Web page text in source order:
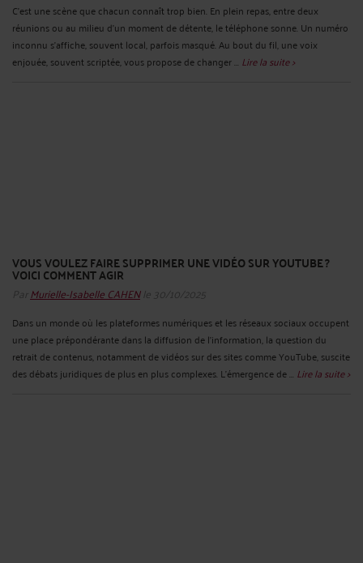
C’est une scène que chacun connaît trop bien. En plein repas, entre deux
réunions ou au milieu d’un moment de détente, le téléphone sonne. Un numéro
inconnu s’affiche, souvent local, parfois masqué. Au bout du fil, une voix
enjouée, souvent scriptée, vous propose de changer ... Lire la suite >
VOUS VOULEZ FAIRE SUPPRIMER UNE VIDÉO SUR YOUTUBE ?
VOICI COMMENT AGIR
Par Murielle-Isabelle CAHENle 30/10/2025
Dans un monde où les plateformes numériques et les réseaux sociaux occupent
une place prépondérante dans la diffusion de l’information, la question du
retrait de contenus, notamment de vidéos sur des sites comme YouTube, suscite
des débats juridiques de plus en plus complexes. L’émergence de ... Lire la suite >